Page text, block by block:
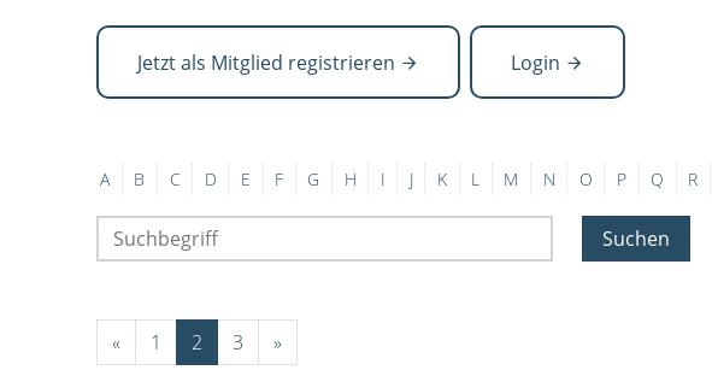
Jetzt als Mitglied registrieren Login
A B C D E F G H I J K L M N O P Q R
Suchen
« 1 2 3 »